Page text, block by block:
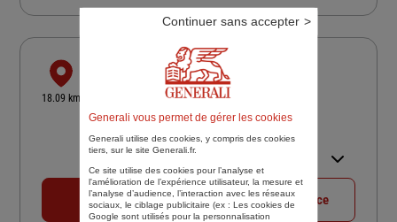
18.09 km
SARL PARIS EST ASSURANCES
22 AVENUE JEAN JAURES
94220 CHARENTON LE PONT
Ouvert 09:30 - 12:30 et 14:00 -
17:30
01 41 79 14 70 Voir la fiche agence
Generali vous permet de gérer les cookies
Generali utilise des cookies, y compris des cookies
tiers, sur le site Generali.fr.
Ce site utilise des cookies pour l’analyse et
l'amélioration de l’expérience utilisateur, la mesure et
l’analyse d’audience, l’interaction avec les réseaux
sociaux, le ciblage publicitaire (ex : Les cookies de
Google sont utilisés pour la personnalisation
Continuer sans accepter